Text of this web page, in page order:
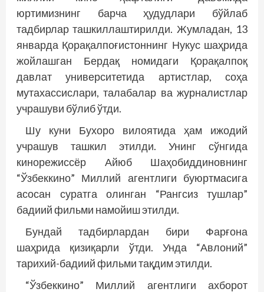
юртимизнинг барча ҳудудлари бўйлаб
тадбирлар ташкиллаштирилди. Жумладан, 13
январда Қорақалпоғистоннинг Нукус шаҳрида
жойлашган Бердақ номидаги Қорақалпоқ
давлат университетида артистлар, соҳа
мутахассислари, талабалар ва журналистлар
учрашуви бўлиб ўтди.
Шу куни Бухоро вилоятида ҳам ижодий
учрашув ташкил этилди. Унинг сўнгида
кинорежиссёр Айюб Шаҳобиддиновнинг
“Ўзбеккино” Миллий агентлиги буюртмасига
асосан суратга олинган “Рангсиз тушлар”
бадиий фильми намойиш этилди.
Бундай тадбирлардан бири Фарғона
шаҳрида қизиқарли ўтди. Унда “Авлоний”
тарихий-бадиий фильми тақдим этилди.
“Ўзбеккино” Миллий агентлиги ахборот